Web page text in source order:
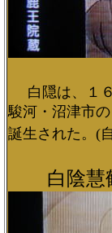
白隠は、１
駿河・沼津市
誕生された。(
白陰慧